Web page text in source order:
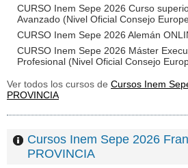
CURSO Inem Sepe 2026 Curso
Avanzado (Nivel Oficial Consejo
CURSO Inem Sepe 2026 Alemán
CURSO Inem Sepe 2026 Máster
Profesional (Nivel Oficial Consejo
Ver todos los cursos de Cursos Inem
PROVINCIA
Cursos Inem Sepe 2026
PROVINCIA